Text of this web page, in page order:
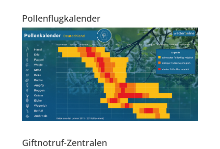
Pollenflugkalender
Giftnotruf-Zentralen